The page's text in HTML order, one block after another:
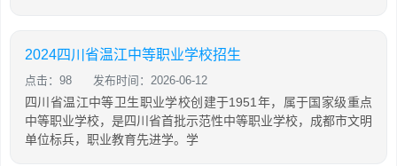
2024四川省温江中等职业学校招生
点击：98 发布时间：2026-06-12
四川省温江中等卫生职业学校创建于1951年，属于国家级重点
中等职业学校，是四川省首批示范性中等职业学校，成都市文明
单位标兵，职业教育先进学。学